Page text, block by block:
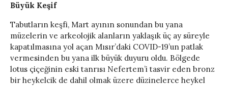
Büyük Keşif
Tabutların keşfi, Mart ayının sonundan bu yana
müzelerin ve arkeolojik alanların yaklaşık üç ay süreyle
kapatılmasına yol açan Mısır’daki COVID-19’un patlak
vermesinden bu yana ilk büyük duyuru oldu. Bölgede
lotus çiçeğinin eski tanrısı Nefertem’i tasvir eden bronz
bir heykelcik de dahil olmak üzere düzinelerce heykel